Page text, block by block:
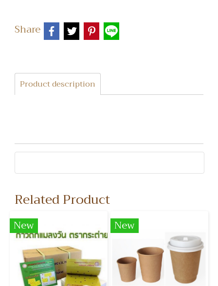
Share
Product description
Related Product
New New